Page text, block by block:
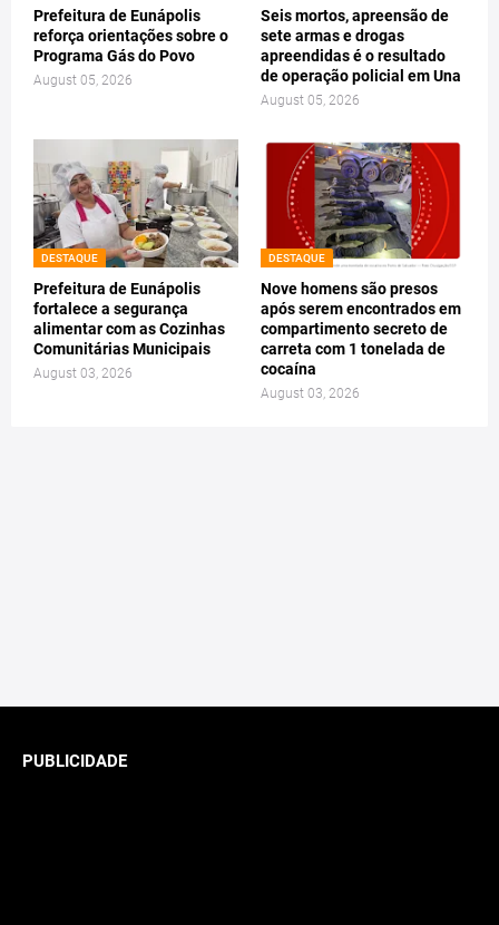
Prefeitura de Eunápolis
reforça orientações sobre o
Programa Gás do Povo
August 05, 2026
Seis mortos, apreensão de
sete armas e drogas
apreendidas é o resultado
de operação policial em Una
August 05, 2026
DESTAQUE
Prefeitura de Eunápolis
fortalece a segurança
alimentar com as Cozinhas
Comunitárias Municipais
August 03, 2026
DESTAQUE
Nove homens são presos
após serem encontrados em
compartimento secreto de
carreta com 1 tonelada de
cocaína
August 03, 2026
PUBLICIDADE